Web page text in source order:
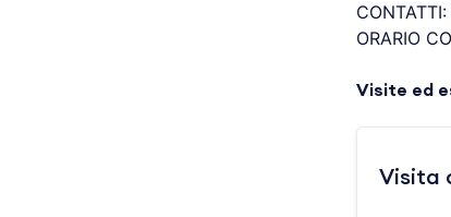
CONTATTI:
ORARIO
Visite ed
Visita